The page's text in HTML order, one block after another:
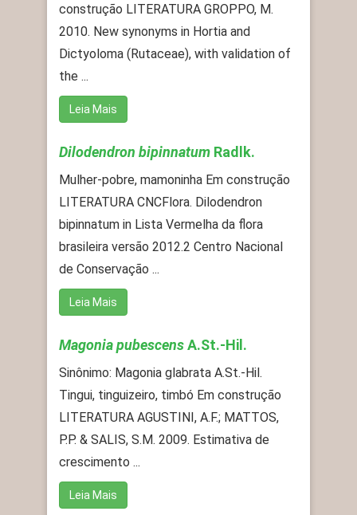
construção LITERATURA GROPPO, M.
2010. New synonyms in Hortia and
Dictyoloma (Rutaceae), with validation of
the ...
Leia Mais
Dilodendron bipinnatum Radlk.
Mulher-pobre, mamoninha Em construção
LITERATURA CNCFlora. Dilodendron
bipinnatum in Lista Vermelha da flora
brasileira versão 2012.2 Centro Nacional
de Conservação ...
Leia Mais
Magonia pubescensA.St.-Hil.
Sinônimo: Magonia glabrata A.St.-Hil.
Tingui, tinguizeiro, timbó Em construção
LITERATURA AGUSTINI, A.F.; MATTOS,
P.P. & SALIS, S.M. 2009. Estimativa de
crescimento ...
Leia Mais